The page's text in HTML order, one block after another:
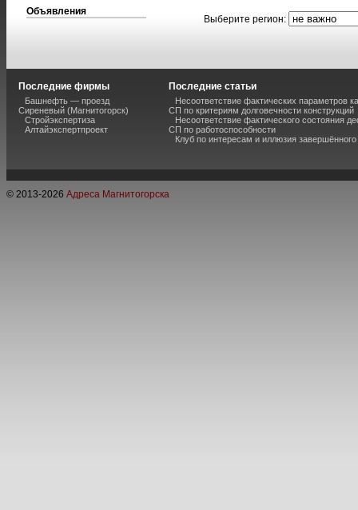
Объявления
Выберите регион:
Последние фирмы
Башнефть — проезд
Сиреневый (Магнитогорск)
Стройэкспертиза
Алтайэкспертпроект
Последние статьи
Несоответствие фактических параметров
СП по критериям долговечности конструкций
Несоответствие фактического состояния
СП по работоспособности
Клуб по интересам и иллюзия
© 2013-2026 Адреса Магнитогорска